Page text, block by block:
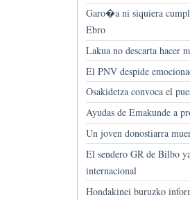
Garo�a ni siquiera
Ebro
Lakua no descarta hacer
El PNV despide
Osakidetza convoca el
Ayudas de Emakunde a
Un joven donostiarra
El sendero GR de Bilbo
internacional
Hondakinei buruzko